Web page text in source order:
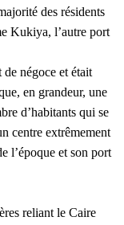
des résidents
Kukiya, l’autre port
négoce et était
en grandeur, une
d’habitants qui se
centre extrêmement
l’époque et son port
reliant le Caire